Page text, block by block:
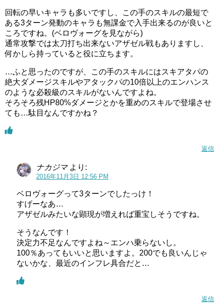
回転の早いキャラも多いですし、この手のスキルの最短で
ある3ターン発動のキャラも無課金で入手出来るのが良いと
ころですね。(ベロヴォーグを見ながら)
通常攻撃では太刀打ち出来ないアザゼル戦もありますし、
何かしら持っていると役に立ちます。
…ふと思ったのですが、この手のスキルにはスキアタパの
絶大ダメージスキルやアタックパの10倍以上のエンハンス
のような必殺級のスキルがないんですよね。
そろそろ残HP80%ダメージとかを重めのスキルで登場させ
ても…駄目なんですかね？
返信
ナカジマ より:
2016年11月3日 12:56 PM
ベロヴォーグって3ターンでしたっけ！
すげーなあ…
アザゼルみたいな顕現が増えれば重宝しそうですね。
そうなんです！
決定力不足なんですよね～エンハ乗らないし。
100％あってもいいと思いますよ。200でも良いんじゃ
ないかな、最近のインフレ具合だと…
返信